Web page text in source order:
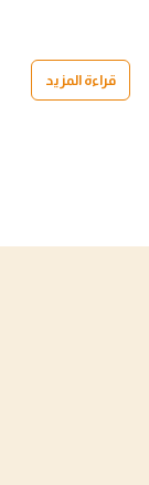
قراءة المزيد